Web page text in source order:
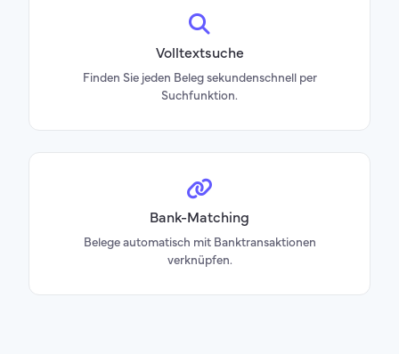
Volltextsuche
Finden Sie jeden Beleg sekundenschnell per
Suchfunktion.
Bank-Matching
Belege automatisch mit Banktransaktionen
verknüpfen.